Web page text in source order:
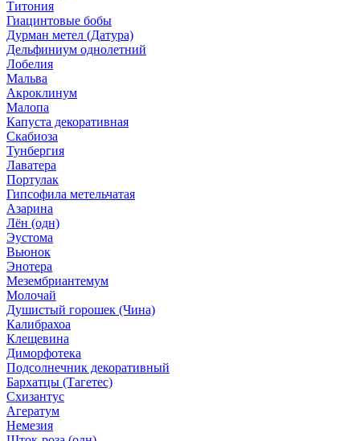
Титония
Гиацинтовые бобы
Дурман метел (Датура)
Дельфиниум однолетний
Лобелия
Мальва
Акроклинум
Малопа
Капуста декоративная
Скабиоза
Тунбергия
Лаватера
Портулак
Гипсофила метельчатая
Азарина
Лён (одн)
Эустома
Вьюнок
Энотера
Мезембриантемум
Молочай
Душистый горошек (Чина)
Калибрахоа
Клещевина
Диморфотека
Подсолнечник декоративный
Бархатцы (Тагетес)
Схизантус
Агератум
Немезия